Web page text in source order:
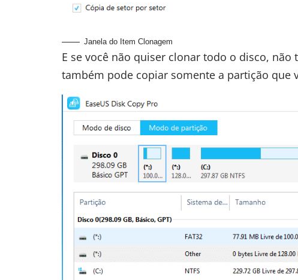
Janela do Item Clonagem
E se você não quiser clonar todo o disco, não
também pode copiar somente a partição que